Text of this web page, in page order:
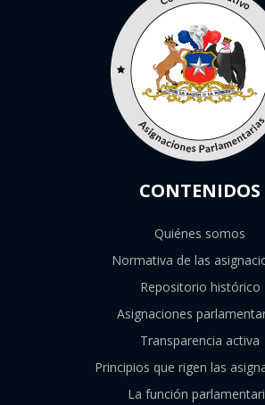
CONTENIDOS
Quiénes somos
Normativa de las
Repositorio histórico
Asignaciones
Transparencia activa
Principios que rigen las
La función